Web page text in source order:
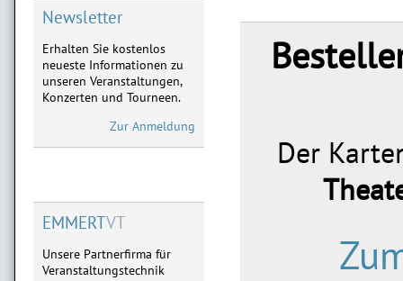
18.-19.09. Limburg
ATZE SCHRÖDER
Neu im Vorverkauf:
28.01.2027 Limburg,
11.02.2027 Frankfurt,
03.04.2027 Marburg
09.09.2027 Göttingen
Newsletter
Erhalten Sie kostenlos
neueste Informationen zu
unseren Veranstaltungen,
Konzerten und Tourneen.
Zur Anmeldung
EMMERTVT
Unsere Partnerfirma für
Veranstaltungstechnik
Der